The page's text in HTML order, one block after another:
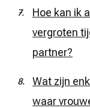
Hoe kan ik
vergroten
partner?
Wat zijn
waar